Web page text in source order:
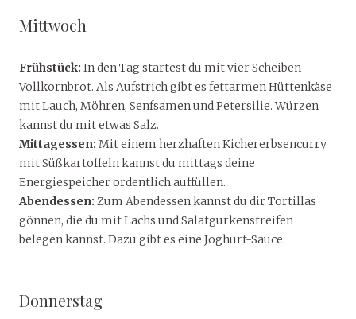
Mittwoch
Frühstück: In den Tag startest du mit vier Scheiben
Vollkornbrot. Als Aufstrich gibt es fettarmen Hüttenkäse
mit Lauch, Möhren, Senfsamen und Petersilie. Würzen
kannst du mit etwas Salz.
Mittagessen: Mit einem herzhaften Kichererbsencurry
mit Süßkartoffeln kannst du mittags deine
Energiespeicher ordentlich auffüllen.
Abendessen: Zum Abendessen kannst du dir Tortillas
gönnen, die du mit Lachs und Salatgurkenstreifen
belegen kannst. Dazu gibt es eine Joghurt-Sauce.
Donnerstag